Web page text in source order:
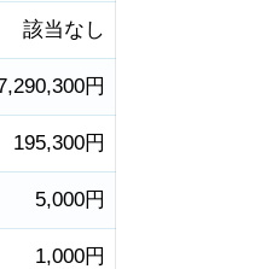
該当なし
円
195,300円
5,000円
1,000円